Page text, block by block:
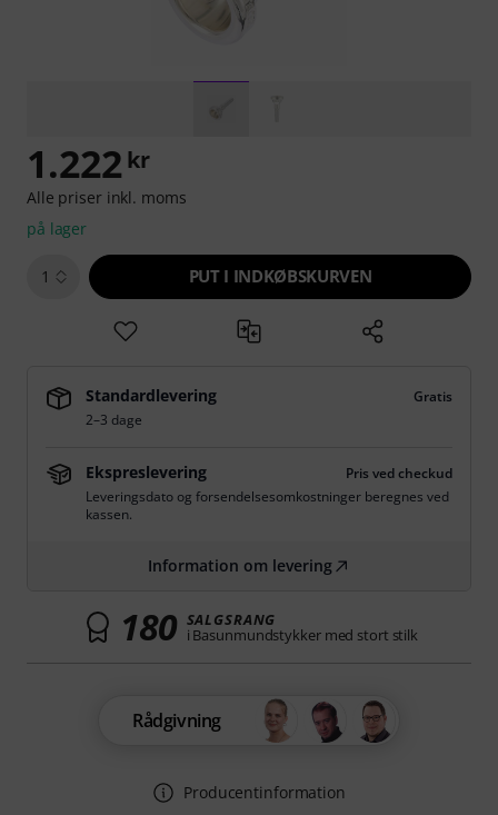
1.222 kr
Alle priser inkl. moms
på lager
1 PUT I INDKØBSKURVEN
Standardlevering
Gratis
2–3 dage
Ekspreslevering
Pris ved checkud
Leveringsdato og forsendelsesomkostninger beregnes ved
kassen.
Information om levering
180 SALGSRANG
i Basunmundstykker med stort stilk
Rådgivning
Producentinformation